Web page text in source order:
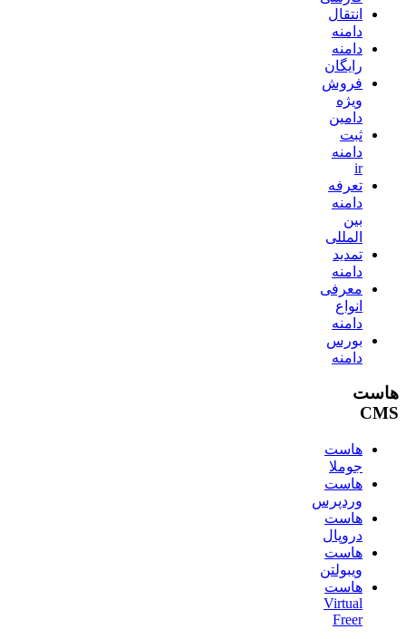
انتقال
دامنه
دامنه
رایگان
فروش
ویژه
دامین
ثبت
دامنه
ir
تعرفه
دامنه
بین
المللی
تمدید
دامنه
معرفی
انواع
دامنه
بورس
دامنه
هاست
CMS
هاست
جوملا
هاست
وردپرس
هاست
دروپال
هاست
ویبولتن
هاست
Virtual
Freer